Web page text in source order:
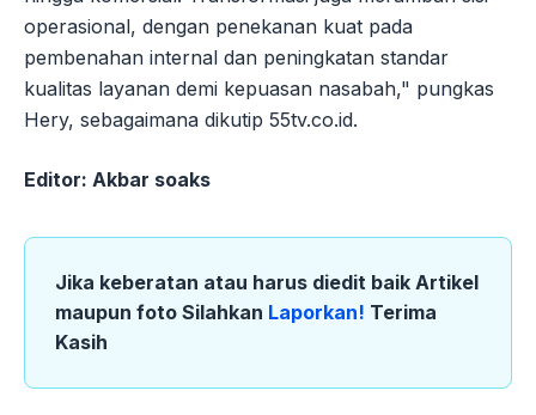
operasional, dengan penekanan kuat pada
pembenahan internal dan peningkatan standar
kualitas layanan demi kepuasan nasabah," pungkas
Hery, sebagaimana dikutip 55tv.co.id.
Editor: Akbar soaks
Jika keberatan atau harus diedit baik Artikel
maupun foto Silahkan Laporkan! Terima
Kasih